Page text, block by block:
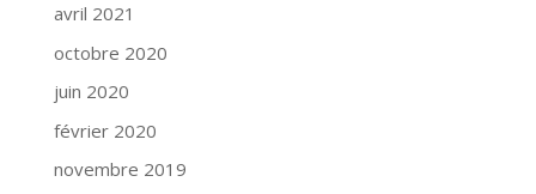
avril 2021
octobre 2020
juin 2020
février 2020
novembre 2019